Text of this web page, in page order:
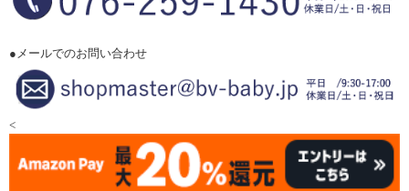
●メールでのお問い合わせ
<